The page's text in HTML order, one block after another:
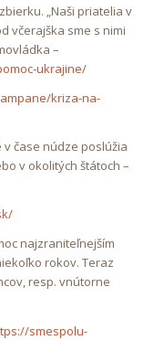
„Naši priatelia v
včerajška sme s nimi
–
ukrajine/
kriza-na-
čase núdze poslúžia
v okolitých štátoch –
najzraniteľnejším
rokov. Teraz
resp. vnútorne
smespolu-